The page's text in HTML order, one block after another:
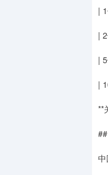
|
|
|
|
**
中